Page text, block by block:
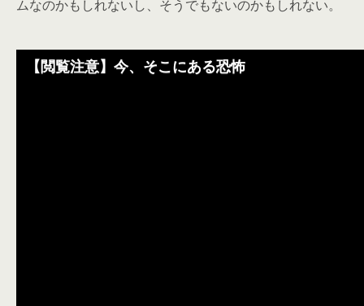
ムなのかもしれないし、そうでもないのかもしれない。
【閲覧注意】今、そこにある恐怖